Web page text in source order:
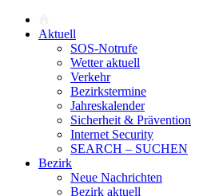
Aktuell
SOS-Notrufe
Wetter aktuell
Verkehr
Bezirkstermine
Jahreskalender
Sicherheit & Prävention
Internet Security
SEARCH – SUCHEN
Bezirk
Neue Nachrichten
Bezirk aktuell